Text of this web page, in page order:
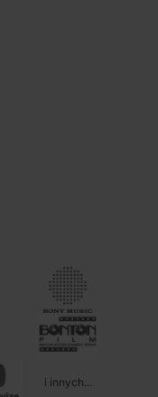
i innych...